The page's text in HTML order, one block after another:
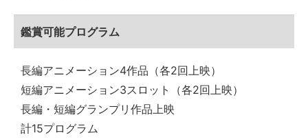
鑑賞可能プログラム
長編アニメーション4作品（各2回上映）
短編アニメーション3スロット（各2回上映）
長編・短編グランプリ作品上映
計15プログラム